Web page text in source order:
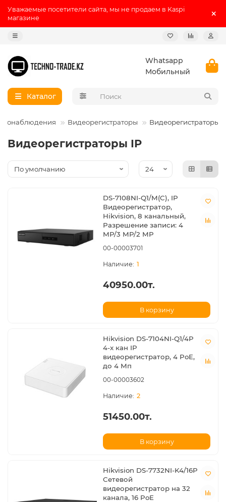
Уважаемые посетители сайта, мы не продаем в Kaspi
магазине
Whatsapp
Мобильный
Каталог
Видеорегистраторы Видеорегистраторы
Видеорегистраторы IP
DS-7108NI-Q1/M(C), IP
Видеорегистратор,
Hikvision, 8 канальный,
Разрешение записи: 4
MP/3 MP/2 MP
00-00003701
1
40950.00т.
В корзину
Hikvision DS-7104NI-Q1/4P
4-x кан IP
видеорегистратор, 4 PoE,
до 4 Мп
00-00003602
2
51450.00т.
В корзину
Hikvision DS-7732NI-K4/16P
Сетевой
видеорегистратор на 32
канала, 16 PoE